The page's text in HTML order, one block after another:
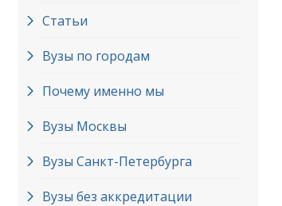
Статьи
Вузы по городам
Почему именно мы
Вузы Москвы
Вузы Cанкт-Петербурга
Вузы без аккредитации